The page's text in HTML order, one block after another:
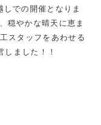
での開催となりま
穏やかな晴天に恵ま
スタッフをあわせる
ました！！